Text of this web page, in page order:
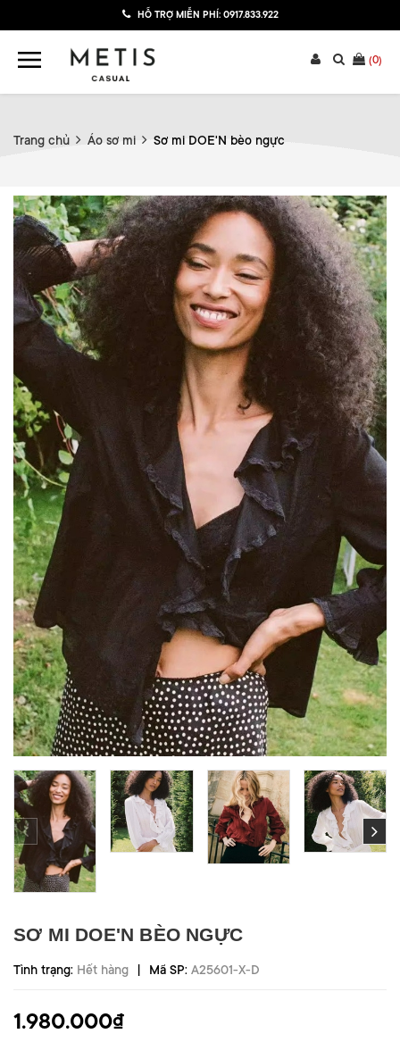
HỖ TRỢ MIỄN PHÍ: 0917.833.922
(0)
Trang chủ Áo sơ mi Sơ mi DOE'N bèo ngực
SƠ MI DOE'N BÈO NGỰC
Tình trạng: Hết hàng | Mã SP: A25601-X-D
1.980.000₫